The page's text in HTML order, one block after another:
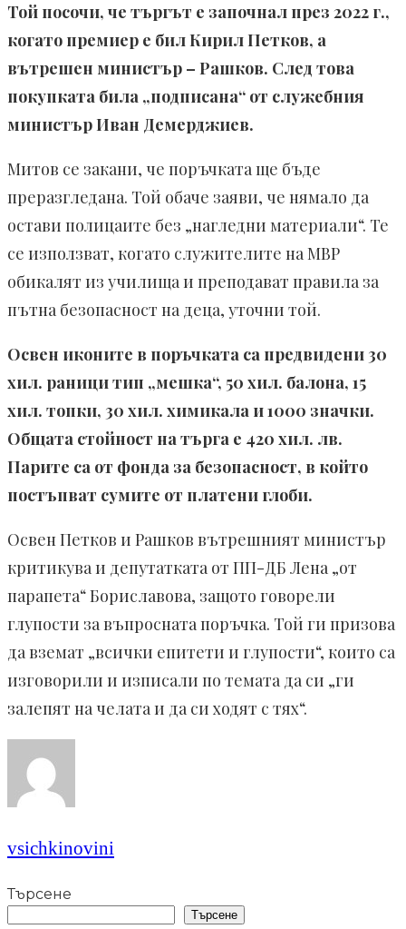
Той посочи, че търгът е започнал през 2022 г.,
когато премиер е бил Кирил Петков, а
вътрешен министър – Рашков. След това
покупката била „подписана“ от служебния
министър Иван Демерджиев.
Митов се закани, че поръчката ще бъде
преразгледана. Той обаче заяви, че нямало да
остави полицаите без „нагледни материали“. Те
се използват, когато служителите на МВР
обикалят из училища и преподават правила за
пътна безопасност на деца, уточни той.
Освен иконите в поръчката са предвидени 30
хил. раници тип „мешка“, 50 хил. балона, 15
хил. топки, 30 хил. химикала и 1000 значки.
Общата стойност на търга е 420 хил. лв.
Парите са от фонда за безопасност, в който
постъпват сумите от платени глоби.
Освен Петков и Рашков вътрешният министър
критикува и депутатката от ПП-ДБ Лена „от
парапета“ Бориславова, защото говорели
глупости за въпросната поръчка. Той ги призова
да вземат „всички епитети и глупости“, които са
изговорили и изписали по темата да си „ги
залепят на челата и да си ходят с тях“.
vsichkinovini
Търсене
Търсене